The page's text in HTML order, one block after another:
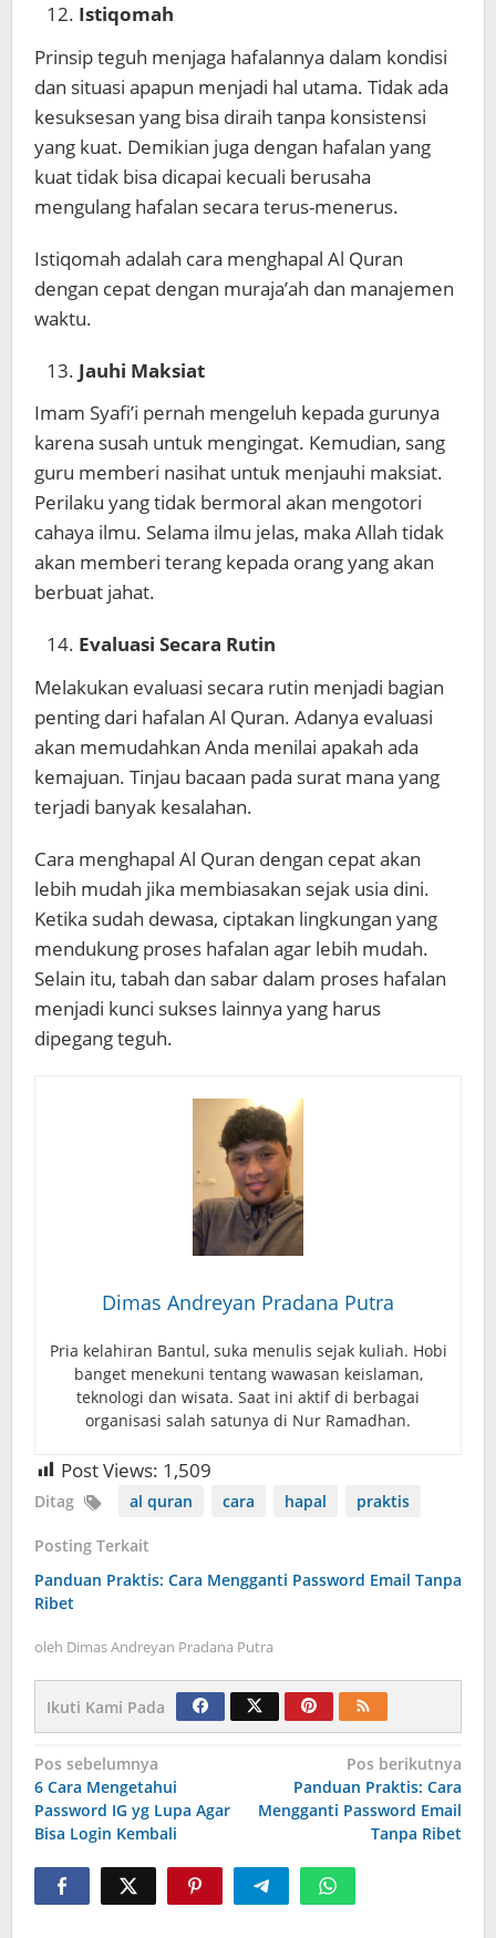
Istiqomah
Prinsip teguh menjaga hafalannya dalam kondisi
dan situasi apapun menjadi hal utama. Tidak ada
kesuksesan yang bisa diraih tanpa konsistensi
yang kuat. Demikian juga dengan hafalan yang
kuat tidak bisa dicapai kecuali berusaha
mengulang hafalan secara terus-menerus.
Istiqomah adalah cara menghapal Al Quran
dengan cepat dengan muraja’ah dan manajemen
waktu.
Jauhi Maksiat
Imam Syafi’i pernah mengeluh kepada gurunya
karena susah untuk mengingat. Kemudian, sang
guru memberi nasihat untuk menjauhi maksiat.
Perilaku yang tidak bermoral akan mengotori
cahaya ilmu. Selama ilmu jelas, maka Allah tidak
akan memberi terang kepada orang yang akan
berbuat jahat.
Evaluasi Secara Rutin
Melakukan evaluasi secara rutin menjadi bagian
penting dari hafalan Al Quran. Adanya evaluasi
akan memudahkan Anda menilai apakah ada
kemajuan. Tinjau bacaan pada surat mana yang
terjadi banyak kesalahan.
Cara menghapal Al Quran dengan cepat akan
lebih mudah jika membiasakan sejak usia dini.
Ketika sudah dewasa, ciptakan lingkungan yang
mendukung proses hafalan agar lebih mudah.
Selain itu, tabah dan sabar dalam proses hafalan
menjadi kunci sukses lainnya yang harus
dipegang teguh.
Dimas Andreyan Pradana Putra
Pria kelahiran Bantul, suka menulis sejak kuliah. Hobi
banget menekuni tentang wawasan keislaman,
teknologi dan wisata. Saat ini aktif di berbagai
organisasi salah satunya di Nur Ramadhan.
Post Views: 1,509
Ditag al quran cara hapal praktis
Posting Terkait
Panduan Praktis: Cara Mengganti Password Email Tanpa
Ribet
oleh Dimas Andreyan Pradana Putra
Ikuti Kami Pada
Navigasi
pos
Pos sebelumnya
6 Cara Mengetahui
Password IG yg Lupa Agar
Bisa Login Kembali
Pos berikutnya
Panduan Praktis: Cara
Mengganti Password Email
Tanpa Ribet